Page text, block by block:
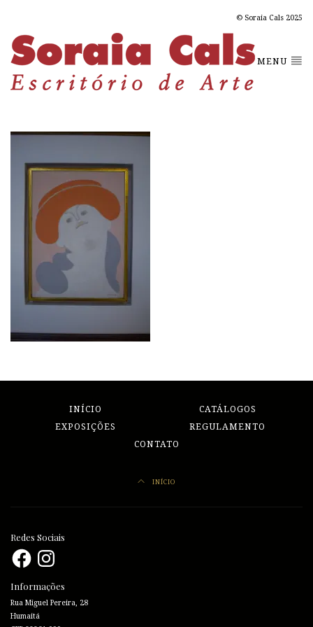
© Soraia Cals 2025
MENU
INÍCIO
CATÁLOGOS
EXPOSIÇÕES
REGULAMENTO
CONTATO
INÍCIO
Redes Sociais
FacebookInstagram
Informações
Rua Miguel Pereira, 28
Humaitá